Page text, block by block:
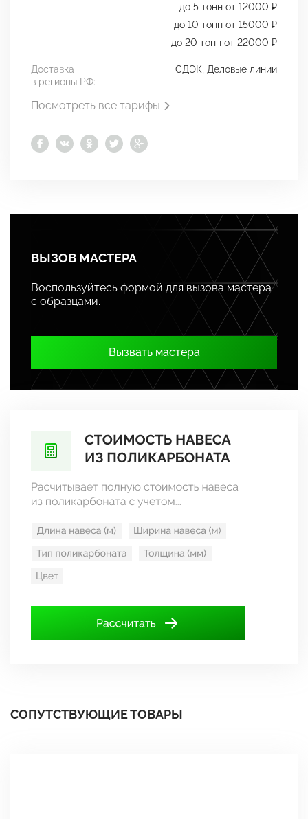
до 5 тонн от 12000 ₽
до 10 тонн от 15000 ₽
до 20 тонн от 22000 ₽
Доставка
в регионы РФ:
СДЭК, Деловые линии
Посмотреть все тарифы
ВЫЗОВ МАСТЕРА
Воспользуйтесь формой для вызова мастера
с образцами.
Вызвать мастера
СОПУТСТВУЮЩИЕ ТОВАРЫ